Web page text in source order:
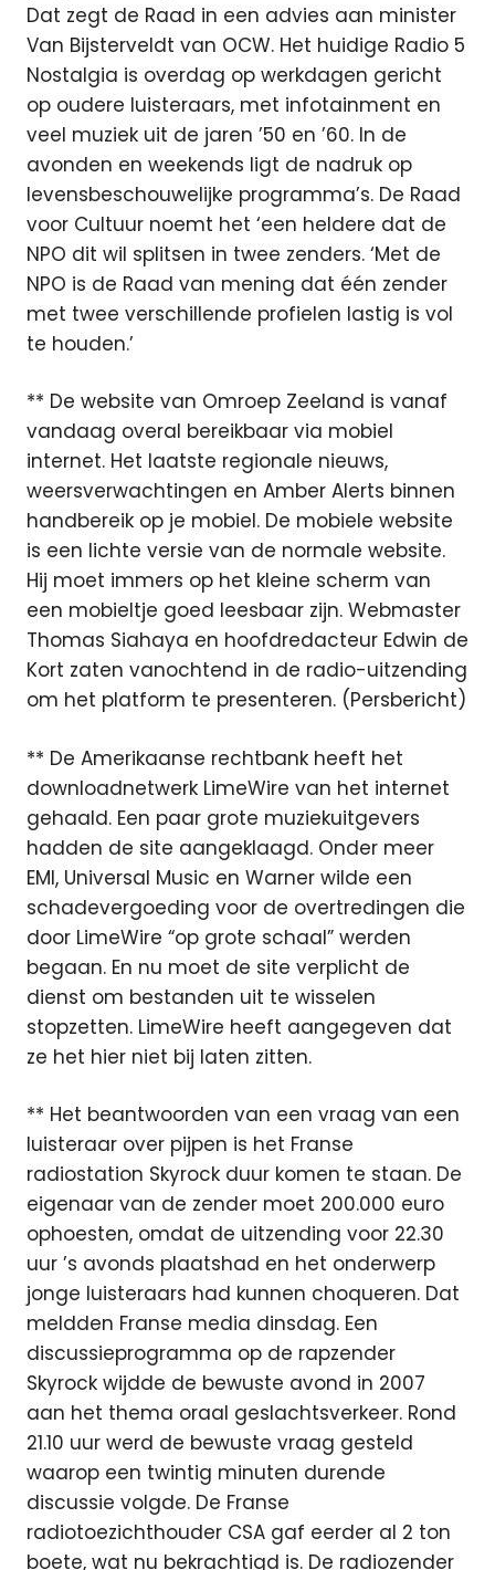
Dat zegt de Raad in een advies aan minister
Van Bijsterveldt van OCW. Het huidige Radio 5
Nostalgia is overdag op werkdagen gericht
op oudere luisteraars, met infotainment en
veel muziek uit de jaren ’50 en ’60. In de
avonden en weekends ligt de nadruk op
levensbeschouwelijke programma’s. De Raad
voor Cultuur noemt het ‘een heldere dat de
NPO dit wil splitsen in twee zenders. ‘Met de
NPO is de Raad van mening dat één zender
met twee verschillende profielen lastig is vol
te houden.’
** De website van Omroep Zeeland is vanaf
vandaag overal bereikbaar via mobiel
internet. Het laatste regionale nieuws,
weersverwachtingen en Amber Alerts binnen
handbereik op je mobiel. De mobiele website
is een lichte versie van de normale website.
Hij moet immers op het kleine scherm van
een mobieltje goed leesbaar zijn. Webmaster
Thomas Siahaya en hoofdredacteur Edwin de
Kort zaten vanochtend in de radio-uitzending
om het platform te presenteren. (Persbericht)
** De Amerikaanse rechtbank heeft het
downloadnetwerk LimeWire van het internet
gehaald. Een paar grote muziekuitgevers
hadden de site aangeklaagd. Onder meer
EMI, Universal Music en Warner wilde een
schadevergoeding voor de overtredingen die
door LimeWire “op grote schaal” werden
begaan. En nu moet de site verplicht de
dienst om bestanden uit te wisselen
stopzetten. LimeWire heeft aangegeven dat
ze het hier niet bij laten zitten.
** Het beantwoorden van een vraag van een
luisteraar over pijpen is het Franse
radiostation Skyrock duur komen te staan. De
eigenaar van de zender moet 200.000 euro
ophoesten, omdat de uitzending voor 22.30
uur ’s avonds plaatshad en het onderwerp
jonge luisteraars had kunnen choqueren. Dat
meldden Franse media dinsdag. Een
discussieprogramma op de rapzender
Skyrock wijdde de bewuste avond in 2007
aan het thema oraal geslachtsverkeer. Rond
21.10 uur werd de bewuste vraag gesteld
waarop een twintig minuten durende
discussie volgde. De Franse
radiotoezichthouder CSA gaf eerder al 2 ton
boete, wat nu bekrachtigd is. De radiozender